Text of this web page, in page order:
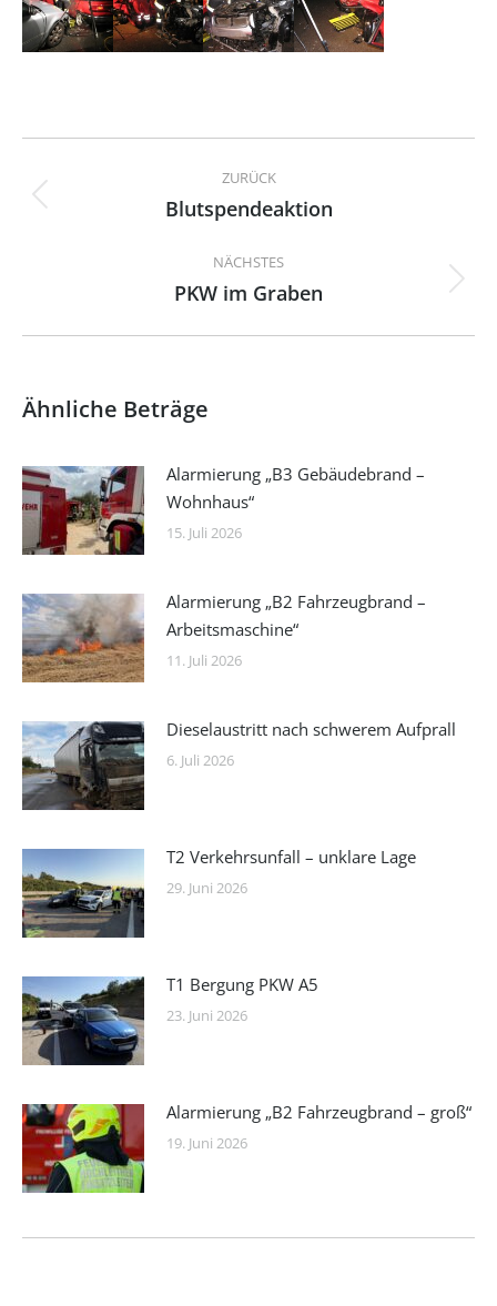
Kommentarnavigation
ZURÜCK
Vorheriger
Blutspendeaktion
NÄCHSTES
Nächster
PKW im Graben
Ähnliche Beträge
Alarmierung „B3 Gebäudebrand –
Wohnhaus“
15. Juli 2026
Alarmierung „B2 Fahrzeugbrand –
Arbeitsmaschine“
11. Juli 2026
Dieselaustritt nach schwerem Aufprall
6. Juli 2026
T2 Verkehrsunfall – unklare Lage
29. Juni 2026
T1 Bergung PKW A5
23. Juni 2026
Alarmierung „B2 Fahrzeugbrand – groß“
19. Juni 2026